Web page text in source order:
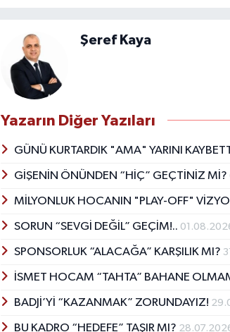
Şeref Kaya
Yazarın Diğer Yazıları
GÜNÜ KURTARDIK "AMA" YARINI
GİŞENİN ÖNÜNDEN “HİÇ” GEÇTİNİZ Mİ?
MİLYONLUK HOCANIN "PLAY-OFF"
SORUN “SEVGİ DEĞİL” GEÇİM!..
SPONSORLUK “ALACAĞA” KARŞILIK MI?
İSMET HOCAM “TAHTA” BAHANE
BADJİ’Yİ “KAZANMAK” ZORUNDAYIZ!
BU KADRO “HEDEFE” TAŞIR MI?